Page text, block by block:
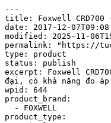
---
title: Foxwell CRD700
date: 2017-12-
modified: 2025-11-
permalink: "https://
type: product
status: publish
excerpt: Foxwell
đại, có khả năng đo
wpid: 644
product_brand:
product_type: